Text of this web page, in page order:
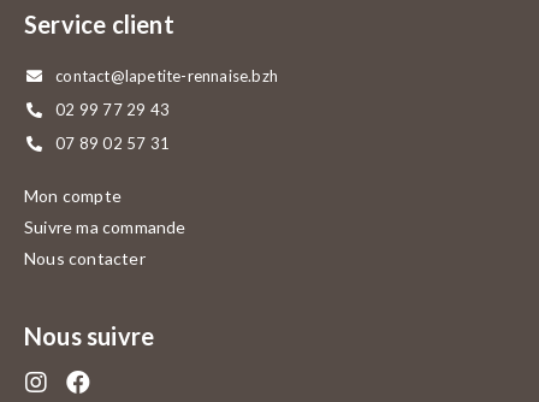
Service client
contact@lapetite-rennaise.bzh
02 99 77 29 43
07 89 02 57 31
Mon compte
Suivre ma commande
Nous contacter
Nous suivre